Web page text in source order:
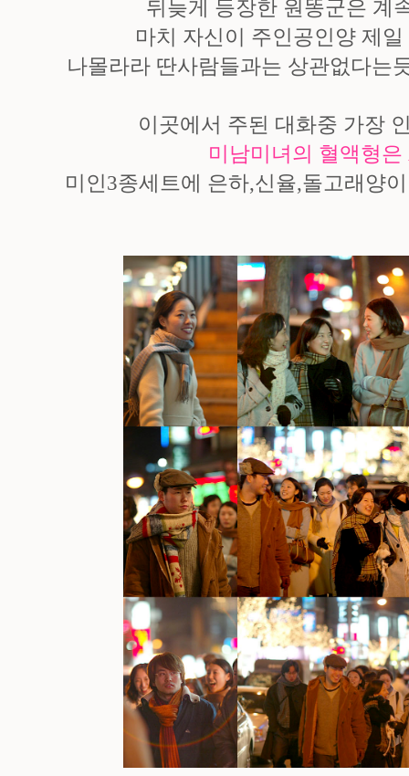
뒤늦게 등장한 원똥군은 계
마치 자신이 주인공인양 제
나몰라라 딴사람들과는 상관없다는
이곳에서 주된 대화중 가장
미남미녀의 혈액형
미인3종세트에 은하,신율,돌고래양